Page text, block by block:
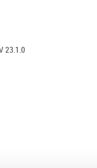
23.1.0